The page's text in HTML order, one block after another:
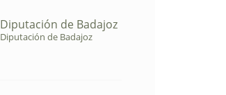
Diputación de Badajoz
Diputación de Badajoz